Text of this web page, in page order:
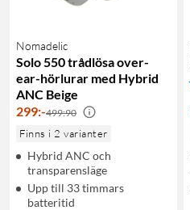
Nomadelic
Solo 550 trådlösa over-
ear-hörlurar med Hybrid
ANC Beige
299:-499:90
Finns i 2 varianter
Hybrid ANC och
transparensläge
Upp till 33 timmars
batteritid